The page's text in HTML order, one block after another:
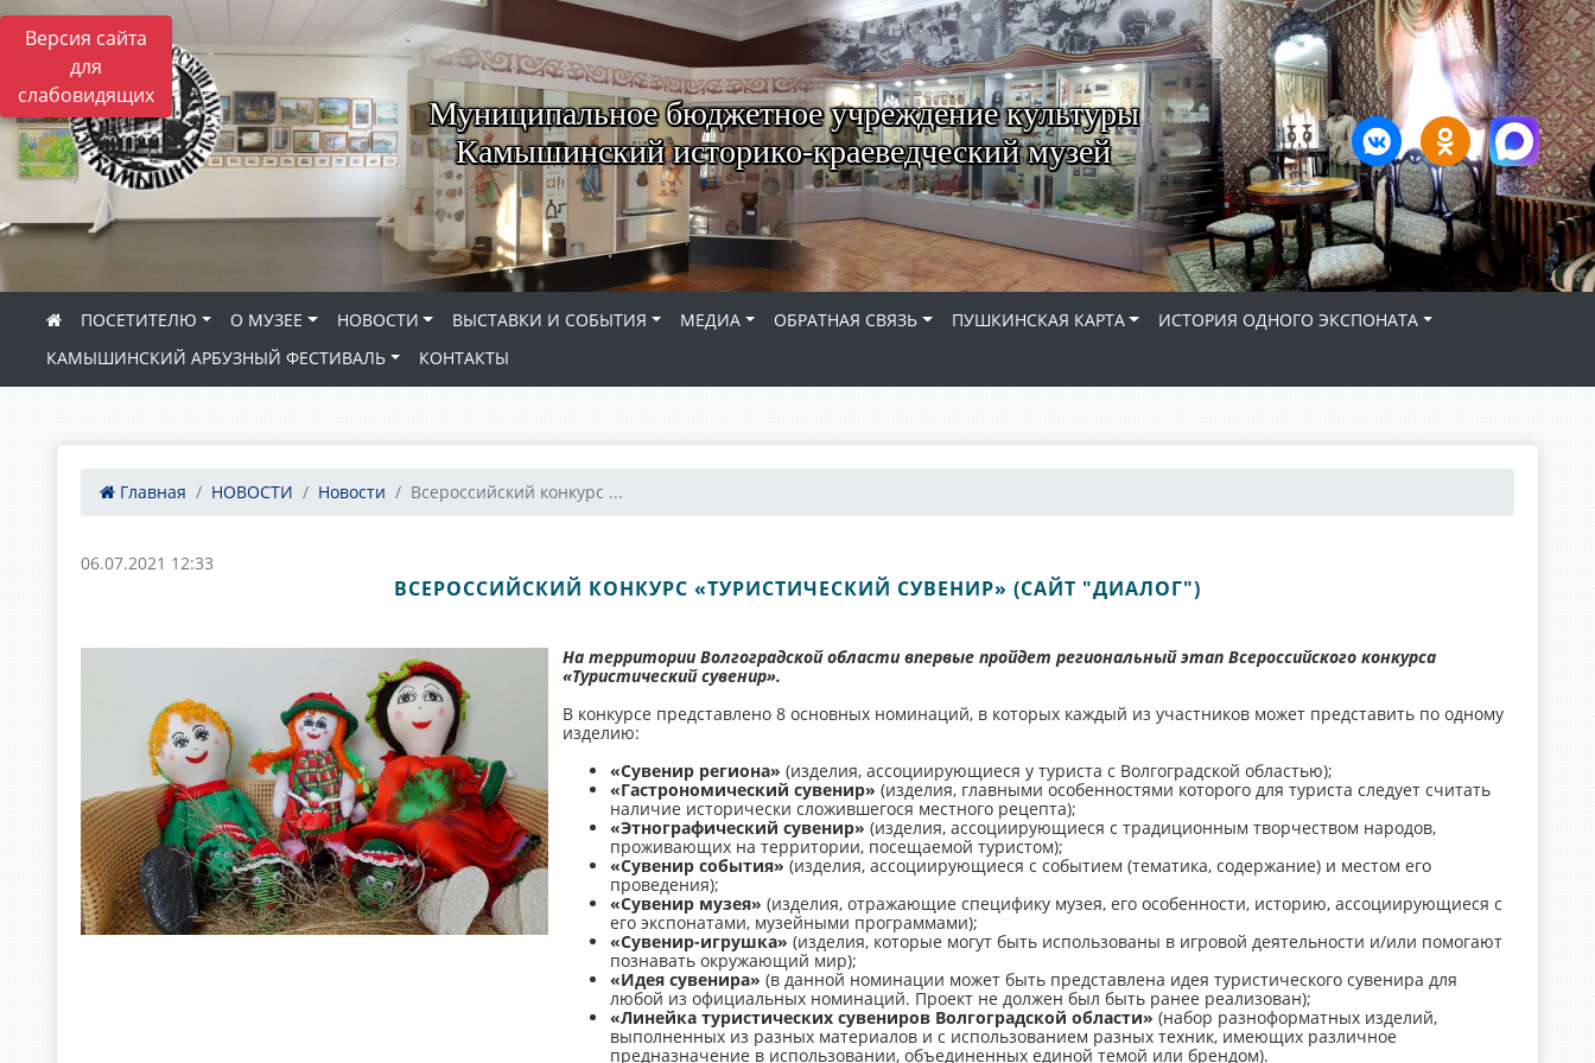
Версия сайта
для
слабовидящих
Муниципальное бюджетное учреждение культуры
Камышинский историко-краеведческий музей
ПОСЕТИТЕЛЮ О МУЗЕЕ НОВОСТИ ВЫСТАВКИ И СОБЫТИЯ МЕДИА ОБРАТНАЯ СВЯЗЬ ПУШКИНСКАЯ КАРТА
ИСТОРИЯ ОДНОГО ЭКСПОНАТА
КАМЫШИНСКИЙ АРБУЗНЫЙ ФЕСТИВАЛЬ
КОНТАКТЫ
Главная НОВОСТИ Новости Всероссийский конкурс ...
06.07.2021 12:33
ВСЕРОССИЙСКИЙ КОНКУРС «ТУРИСТИЧЕСКИЙ СУВЕНИР» (САЙТ "ДИАЛОГ")
На территории Волгоградской области впервые пройдет региональный этап Всероссийского конкурса
«Туристический сувенир».
В конкурсе представлено 8 основных номинаций, в которых каждый из участников может представить по одному
изделию:
«Сувенир региона» (изделия, ассоциирующиеся у туриста с Волгоградской областью);
«Гастрономический сувенир» (изделия, главными особенностями которого для туриста следует считать
наличие исторически сложившегося местного рецепта);
«Этнографический сувенир» (изделия, ассоциирующиеся с традиционным творчеством народов,
проживающих на территории, посещаемой туристом);
«Сувенир события» (изделия, ассоциирующиеся с событием (тематика, содержание) и местом его
проведения);
«Сувенир музея» (изделия, отражающие специфику музея, его особенности, историю, ассоциирующиеся с
его экспонатами, музейными программами);
«Сувенир-игрушка» (изделия, которые могут быть использованы в игровой деятельности и/или помогают
познавать окружающий мир);
«Идея сувенира» (в данной номинации может быть представлена идея туристического сувенира для
любой из официальных номинаций. Проект не должен был быть ранее реализован);
«Линейка туристических сувениров Волгоградской области» (набор разноформатных изделий,
выполненных из разных материалов и с использованием разных техник, имеющих различное
предназначение в использовании, объединенных единой темой или брендом).